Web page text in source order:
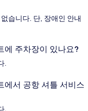
습니다. 단, 장애인 안내
에 주차장이 있나요?
.
에서 공항 셔틀 서비스
.